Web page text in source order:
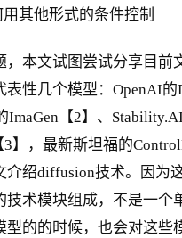
其他形式的条件控制
，本文试图尝试分享目前
表性几个模型：OpenAI的
ImaGen【2】、
3】，最新斯坦福的
介绍diffusion技术。因为
术模块组成，不是一个
型的的时候，也会对这些